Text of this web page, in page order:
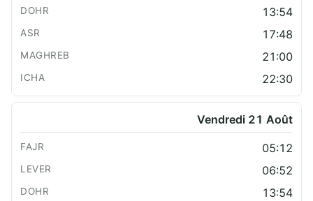
13:54
17:48
21:00
22:30
Vendredi 21 Août
05:12
06:52
13:54